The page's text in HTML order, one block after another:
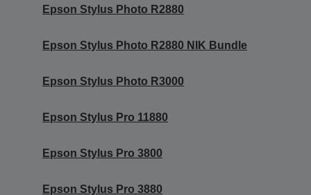
Epson Stylus Photo R2880
Epson Stylus Photo R2880 NIK Bundle
Epson Stylus Photo R3000
Epson Stylus Pro 11880
Epson Stylus Pro 3800
Epson Stylus Pro 3880